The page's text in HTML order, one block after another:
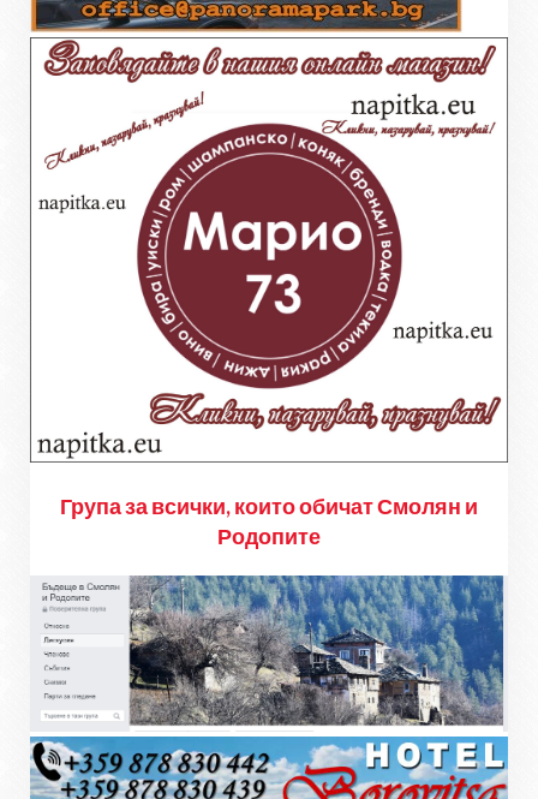
Група за всички, които обичат Смолян и
Родопите